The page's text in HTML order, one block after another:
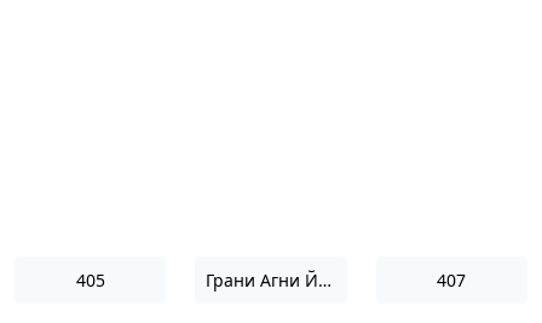
405 Грани Агни Йоги 1956 407